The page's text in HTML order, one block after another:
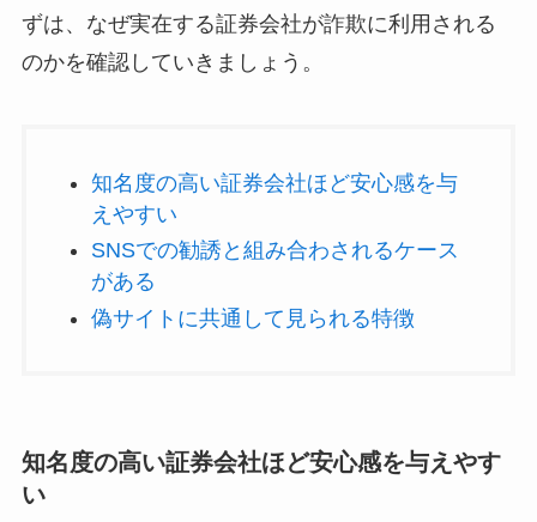
ずは、なぜ実在する証券会社が詐欺に利用される
のかを確認していきましょう。
知名度の高い証券会社ほど安心感を与
えやすい
SNSでの勧誘と組み合わされるケース
がある
偽サイトに共通して見られる特徴
知名度の高い証券会社ほど安心感を与えやす
い